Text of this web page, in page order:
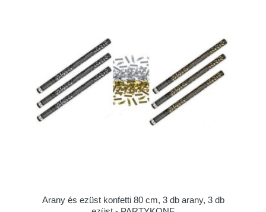
Arany és ezüst konfetti 80 cm, 3 db arany, 3 db